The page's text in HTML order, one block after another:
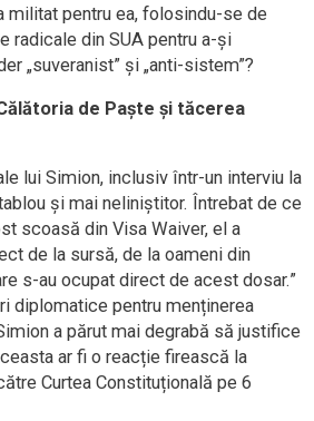
militat pentru ea, folosindu-se de
radicale din SUA pentru a-și
„suveranist” și „anti-sistem”?
de Paște și tăcerea
lui Simion, inclusiv într-un interviu la
și mai neliniștitor. Întrebat de ce
scoasă din Visa Waiver, el a
de la sursă, de la oameni din
s-au ocupat direct de acest dosar.”
diplomatice pentru menținerea
a părut mai degrabă să justifice
ar fi o reacție firească la
Curtea Constituțională pe 6